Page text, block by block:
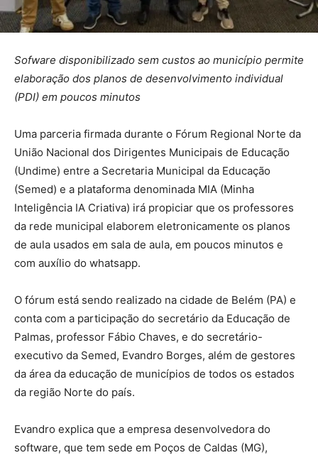
Sofware disponibilizado sem custos ao município permite
elaboração dos planos de desenvolvimento individual
(PDI) em poucos minutos
Uma parceria firmada durante o Fórum Regional Norte da
União Nacional dos Dirigentes Municipais de Educação
(Undime) entre a Secretaria Municipal da Educação
(Semed) e a plataforma denominada MIA (Minha
Inteligência IA Criativa) irá propiciar que os professores
da rede municipal elaborem eletronicamente os planos
de aula usados em sala de aula, em poucos minutos e
com auxílio do whatsapp.
O fórum está sendo realizado na cidade de Belém (PA) e
conta com a participação do secretário da Educação de
Palmas, professor Fábio Chaves, e do secretário-
executivo da Semed, Evandro Borges, além de gestores
da área da educação de municípios de todos os estados
da região Norte do país.
Evandro explica que a empresa desenvolvedora do
software, que tem sede em Poços de Caldas (MG),